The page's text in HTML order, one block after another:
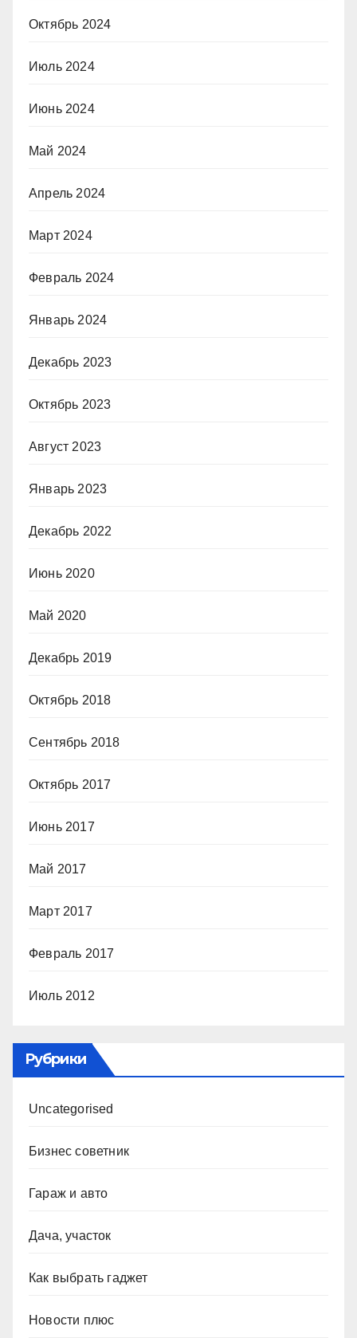
Октябрь 2024
Июль 2024
Июнь 2024
Май 2024
Апрель 2024
Март 2024
Февраль 2024
Январь 2024
Декабрь 2023
Октябрь 2023
Август 2023
Январь 2023
Декабрь 2022
Июнь 2020
Май 2020
Декабрь 2019
Октябрь 2018
Сентябрь 2018
Октябрь 2017
Июнь 2017
Май 2017
Март 2017
Февраль 2017
Июль 2012
Рубрики
Uncategorised
Бизнес советник
Гараж и авто
Дача, участок
Как выбрать гаджет
Новости плюс